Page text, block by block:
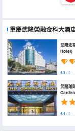
重慶武隆榮融金科大酒
武隆宏福飯
Hotel)
4.5 / 5
武隆瑜珠
4.4 / 5